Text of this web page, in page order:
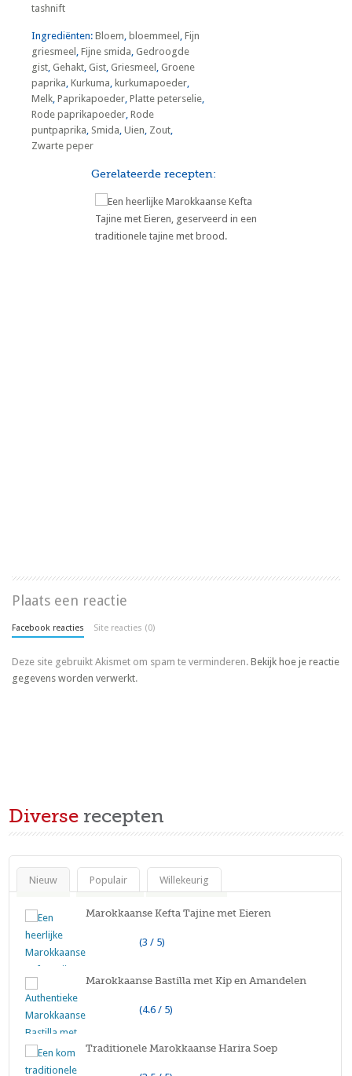
tashnift
Ingrediënten:Bloem, bloemmeel ,Fijn
griesmeel ,Fijne smida,Gedroogde
gist,Gehakt,Gist,Griesmeel ,Groene
paprika,Kurkuma, kurkumapoeder,
Melk,Paprikapoeder,Platte peterselie,
Rode paprikapoeder,Rode
puntpaprika, Smida,Uien, Zout,
Zwarte peper
Gerelateerde recepten:
Plaats een reactie
Facebook reacties Site reacties (0)
Deze site gebruikt Akismet om spam te verminderen.Bekijk hoe je reactie
gegevens worden verwerkt.
Diverse recepten
Nieuw Populair Willekeurig
Marokkaanse Kefta Tajine met Eieren
(3 / 5)
Marokkaanse Bastilla met Kip en Amandelen
(4.6 / 5)
Traditionele Marokkaanse Harira Soep